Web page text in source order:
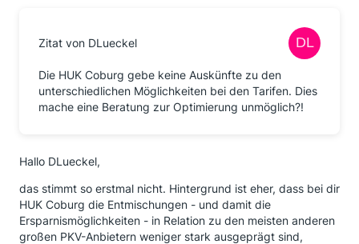
Zitat von DLueckel
Die HUK Coburg gebe keine Auskünfte zu den
unterschiedlichen Möglichkeiten bei den Tarifen. Dies
mache eine Beratung zur Optimierung unmöglich?!
Hallo DLueckel,
das stimmt so erstmal nicht. Hintergrund ist eher, dass bei dir
HUK Coburg die Entmischungen - und damit die
Ersparnismöglichkeiten - in Relation zu den meisten anderen
großen PKV-Anbietern weniger stark ausgeprägt sind,